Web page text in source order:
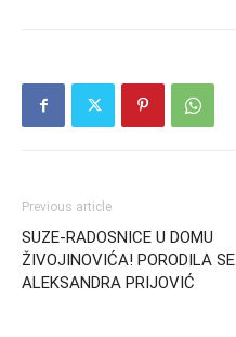
Previous article
SUZE-RADOSNICE U DOMU
ŽIVOJINOVIĆA! PORODILA SE
ALEKSANDRA PRIJOVIĆ